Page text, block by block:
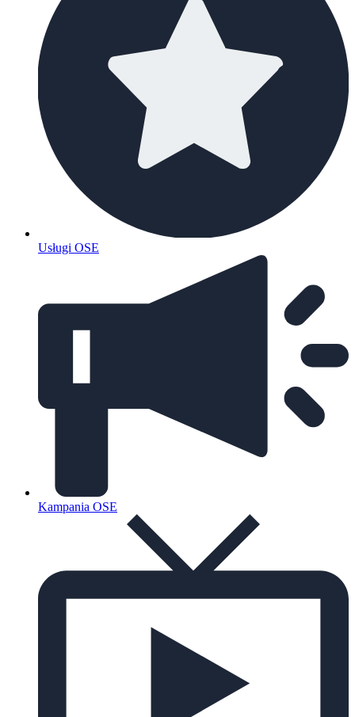
Usługi OSE
Kampania OSE